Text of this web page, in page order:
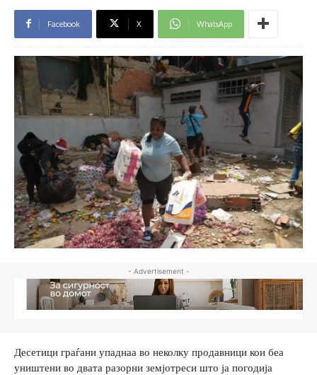
Facebook X WhatsApp
- Advertisement -
Десетици граѓани упаднаа во неколку продавници кои беа
уништени во двата разорни земјотреси што ја погодија